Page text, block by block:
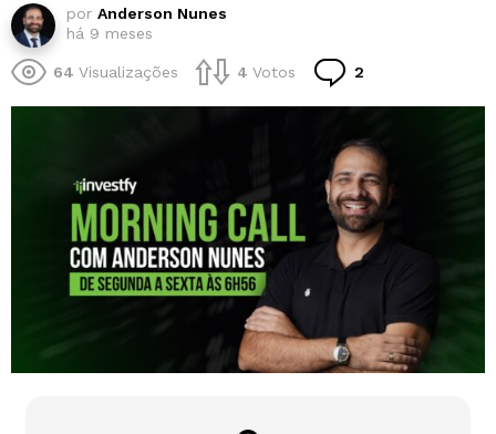
por Anderson Nunes
há 9 meses
64 Visualizações 4 Votos 2